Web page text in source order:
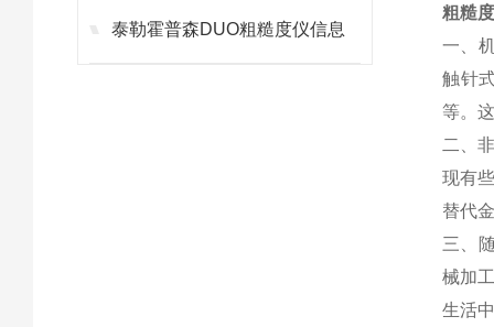
泰勒霍普森DUO粗糙度仪信息
粗糙
一、
触针
等。
二、
现有
替代
三、
械加
生活